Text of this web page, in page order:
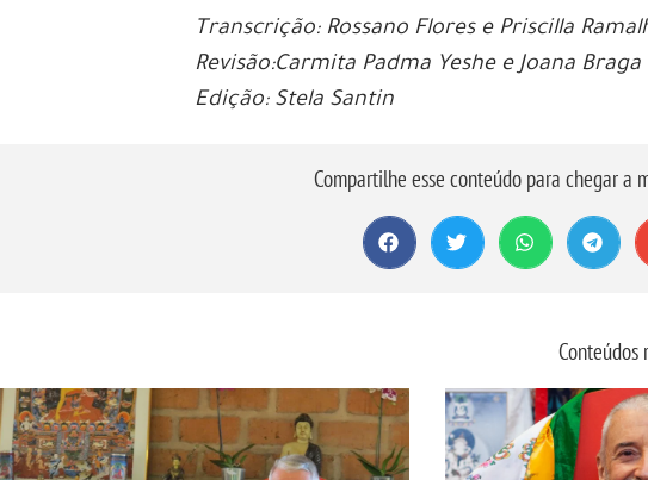
Transcrição: Rossano Flores e Priscilla
Revisão:Carmita Padma Yeshe e Joana Braga
Edição: Stela Santin
Compartilhe esse conteúdo para chegar a
Conteúdos